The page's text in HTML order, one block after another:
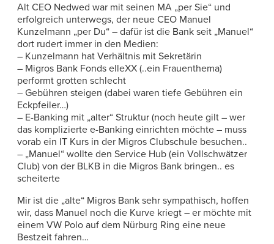
Alt CEO Nedwed war mit seinen MA „per Sie“ und
erfolgreich unterwegs, der neue CEO Manuel
Kunzelmann „per Du“ – dafür ist die Bank seit „Manuel“
dort rudert immer in den Medien:
– Kunzelmann hat Verhältnis mit Sekretärin
– Migros Bank Fonds elleXX (..ein Frauenthema)
performt grotten schlecht
– Gebühren steigen (dabei waren tiefe Gebühren ein
Eckpfeiler…)
– E-Banking mit „alter“ Struktur (noch heute gilt – wer
das komplizierte e-Banking einrichten möchte – muss
vorab ein IT Kurs in der Migros Clubschule besuchen..
– „Manuel“ wollte den Service Hub (ein Vollschwätzer
Club) von der BLKB in die Migros Bank bringen.. es
scheiterte
Mir ist die „alte“ Migros Bank sehr sympathisch, hoffen
wir, dass Manuel noch die Kurve kriegt – er möchte mit
einem VW Polo auf dem Nürburg Ring eine neue
Bestzeit fahren…